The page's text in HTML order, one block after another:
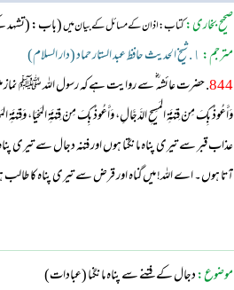
صحیح بخاری:کتاب: اذان کے مسائل کے بیان میں(باب: (تشہد
مترجم: ١. شیخ الحدیث حافظ عبد الستار حماد (دار السلام)
844. حضرت عائشہ‬ ؓ س‬ے روایت ہے کہ رسول اللہ ﷺ نماز
وَأَعُوذُ بِكَ مِنْ فِتْنَةِ المَسِيحِ الدَّجَّالِ، وَأَعُوذُ بِكَ مِنْ فِتْنَةِ المَحْيَا،
عذاب قبر سے تیری پناہ مانگتا ہوں اور فتنہ دجال سے
آتا ہوں۔ اے اللہ! میں گناہ اور قرض سے تیری پناہ کا
موضوع:دجال کے فتنے سے پناہ مانگنا (عبادات)